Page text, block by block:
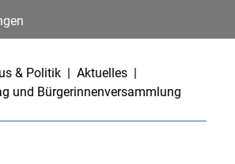
& Politik
Aktuelles
und Bürgerinnenversammlung